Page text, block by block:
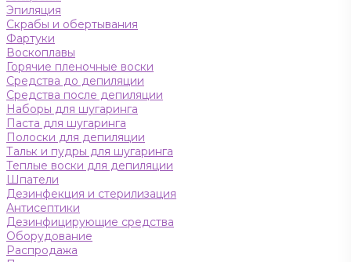
Эпиляция
Скрабы и обертывания
Фартуки
Воскоплавы
Горячие пленочные воски
Средства до депиляции
Средства после депиляции
Наборы для шугаринга
Паста для шугаринга
Полоски для депиляции
Тальк и пудры для шугаринга
Теплые воски для депиляции
Шпатели
Дезинфекция и стерилизация
Антисептики
Дезинфицирующие средства
Оборудование
Распродажа